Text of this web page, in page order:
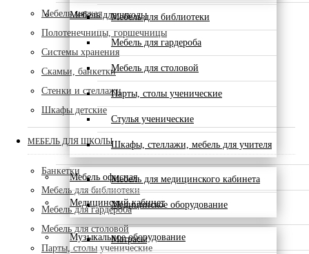
Мебель для школыМебель для библиотеки
Мебель для гардероба
Мебель для столовой
Парты, столы ученические
Стулья ученические
Шкафы, стеллажи, мебель для учителя
Мебель офисная
Медицинский кабинет
Мебель для медицинского кабинета
Медицинское оборудование
Музыкальное оборудование
Матрасы
Мебель мягкая
Полотенечницы, горшечницы
Системы хранения
Скамьи, банкетки
Стенки и стеллажи
Шкафы детские
МЕБЕЛЬ ДЛЯ ШКОЛЫ
Банкетки
Мебель для библиотеки
Мебель для гардероба
Мебель для столовой
Парты, столы ученические